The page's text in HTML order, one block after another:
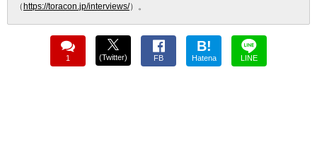
（ https://toracon.jp/interviews/）。
1 (Twitter) FB
B!
Hatena LINE